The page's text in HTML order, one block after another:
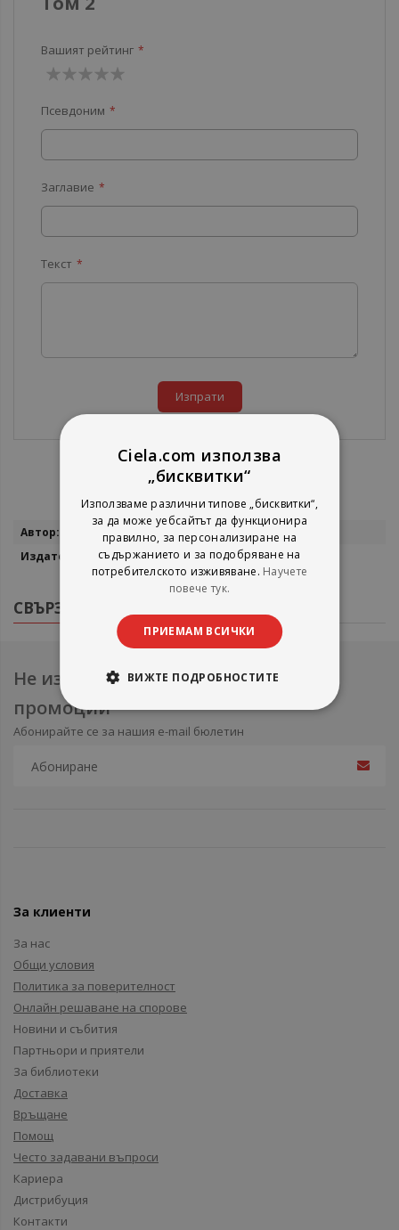
Вашият рейтинг
звезда
звезди
звезди
звезди
звезди
Псевдоним
Заглавие
Текст
Изпрати
Повече
Димитър Саздов и колектив
Софи Р
СВЪРЗАНИ ПРОДУКТИ
Не изпускайте нови продукти и
промоции
Абонирайте се за нашия e-mail бюлетин
За клиенти
За нас
Общи условия
Политика за поверителност
Онлайн решаване на спорове
Новини и събития
Партньори и приятели
За библиотеки
Доставка
Връщане
Помощ
Често задавани въпроси
Кариера
Дистрибуция
Контакти
Ciela.com използва
„бисквитки“
Използваме различни типове „бисквитки“,
за да може уебсайтът да функционира
правилно, за персонализиране на
съдържанието и за подобряване на
потребителското изживяване. Научете
повече тук.
ПРИЕМАМ ВСИЧКИ
ВИЖТЕ ПОДРОБНОСТИТЕ